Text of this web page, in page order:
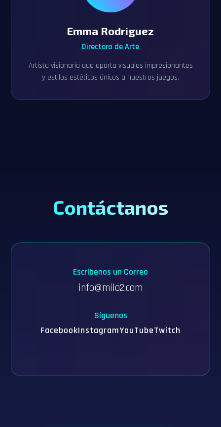
Emma Rodriguez
Directora de Arte
Artista visionaria que aporta visuales impresionantes
y estilos estéticos únicos a nuestros juegos.
Contáctanos
Escríbenos un Correo
info@milo2.com
Síguenos
FacebookInstagramYouTubeTwitch